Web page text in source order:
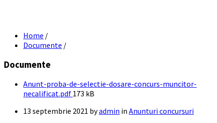
Home /
Documente /
Documente
Anunt-proba-de-selectie-dosare-concurs-muncitor-
necalificat.pdf File
173 kB
13 septembrie 2021 byadmin in Anunturi concursuri